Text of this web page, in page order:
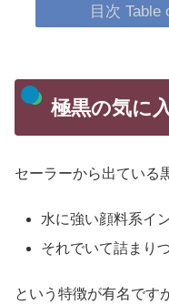
目次 Table
極黒の気に
セーラーから出ている
水に強い顔料系イ
それでいて詰まり
という特徴が有名です